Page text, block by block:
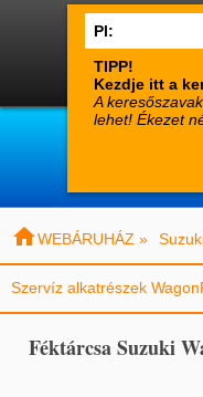

Termékek
WEBÁRUHÁZ »
Szervíz alkatrészek
Féktárcsa Suzuki